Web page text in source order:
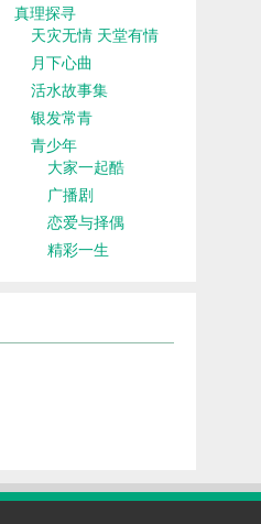
真理探寻
天灾无情 天堂有情
月下心曲
活水故事集
银发常青
青少年
大家一起酷
广播剧
恋爱与择偶
精彩一生